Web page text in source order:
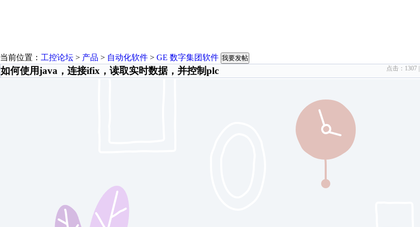
当前位置： 工控论坛 > 产品 > 自动化软件 > GE 数字集团软件 我要发帖
如何使用java，连接ifix，读取实时数据，并控制plc 点击： 1307